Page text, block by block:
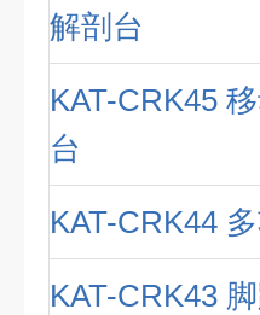
解剖台
KAT-CRK45
台
KAT-CRK44
KAT-CRK43